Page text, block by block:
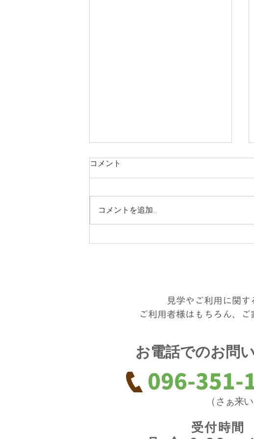
人材定着の方程式は？
コメント
コメントを追加…
見学やご利用に関す
ご利用者様はもちろん、
お電話でのお問
096-351-
（ さぁ来
受付時間